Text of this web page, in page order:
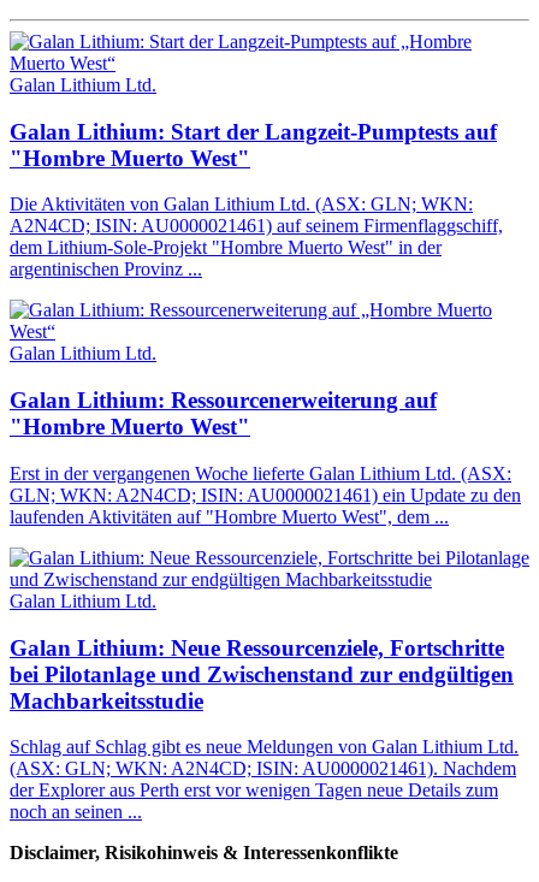
Galan Lithium Ltd.
Galan Lithium: Start der Langzeit-Pumptests auf
"Hombre Muerto West"
Die Aktivitäten von Galan Lithium Ltd. (ASX: GLN; WKN:
A2N4CD; ISIN: AU0000021461) auf seinem Firmenflaggschiff,
dem Lithium-Sole-Projekt "Hombre Muerto West" in der
argentinischen Provinz ...
Galan Lithium Ltd.
Galan Lithium: Ressourcenerweiterung auf
"Hombre Muerto West"
Erst in der vergangenen Woche lieferte Galan Lithium Ltd. (ASX:
GLN; WKN: A2N4CD; ISIN: AU0000021461) ein Update zu den
laufenden Aktivitäten auf "Hombre Muerto West", dem ...
Galan Lithium Ltd.
Galan Lithium: Neue Ressourcenziele, Fortschritte
bei Pilotanlage und Zwischenstand zur endgültigen
Machbarkeitsstudie
Schlag auf Schlag gibt es neue Meldungen von Galan Lithium Ltd.
(ASX: GLN; WKN: A2N4CD; ISIN: AU0000021461). Nachdem
der Explorer aus Perth erst vor wenigen Tagen neue Details zum
noch an seinen ...
Disclaimer, Risikohinweis & Interessenkonflikte